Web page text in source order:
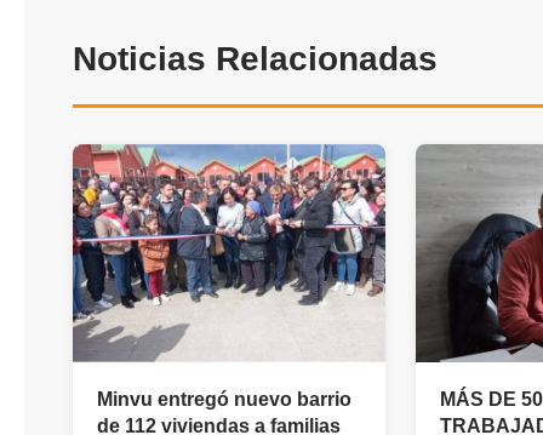
Noticias Relacionadas
Minvu entregó nuevo barrio
de 112 viviendas a familias
MÁS DE